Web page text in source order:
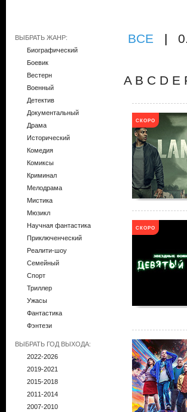
ВЫБРАТЬ ЖАНР:
Биографический
Боевик
Вестерн
Военный
Детектив
Документальный
Драма
Исторический
Комедия
Комиксы
Криминал
Мелодрама
Мистика
Мюзикл
Научная фантастика
Приключенческий
Реалити-шоу
Семейный
Спорт
Триллер
Ужасы
Фантастика
Фэнтези
ВЫБРАТЬ ГОД ВЫХОДА:
2022-2026
2019-2021
2015-2018
2011-2014
2007-2010
ВCE |
A B C D E
СКОРО
СКОРО